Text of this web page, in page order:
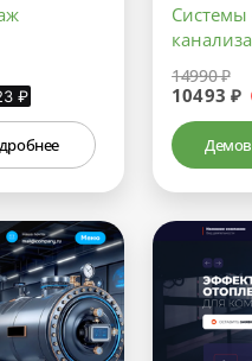
₽
Системы
14990 ₽
10493 ₽